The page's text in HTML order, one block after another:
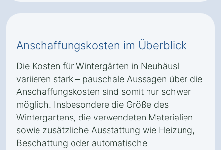
Anschaffungskosten im Überblick
Die Kosten für Wintergärten in Neuhäusl
variieren stark – pauschale Aussagen über die
Anschaffungskosten sind somit nur schwer
möglich. Insbesondere die Größe des
Wintergartens, die verwendeten Materialien
sowie zusätzliche Ausstattung wie Heizung,
Beschattung oder automatische